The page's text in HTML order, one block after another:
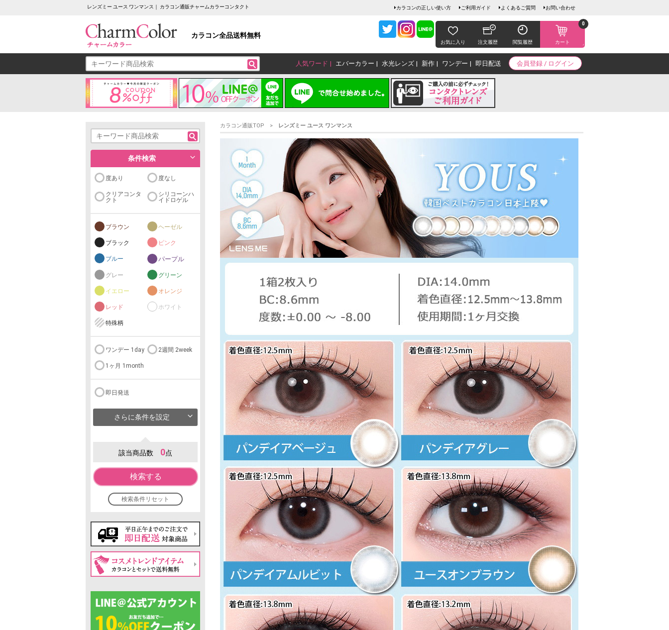
レンズミー ユース ワンマンス｜ カラコン通販チャームカラーコンタクト カラコンの正しい使い方 ご利用ガイド よくあるご質問 お問い合わせ
カラコン全品送料無料
お気に入り 注文履歴 閲覧履歴 カート
0
会員登録 / ログイン
人気ワード エバーカラー 水光レンズ 新作 ワンデー 即日配送
条件検索
度あり 度なし
クリアコンタ
クト
シリコーンハ
イドロゲル
ブラウン ヘーゼル
ブラック ピンク
ブルー パープル
グレー グリーン
イエロー オレンジ
レッド ホワイト
特殊柄
ワンデー 1day 2週間 2week
1ヶ月 1month
即日発送
さらに条件を設定
該当商品数 0点
検索する
検索条件リセット
カラコン通販TOP レンズミー ユース ワンマンス